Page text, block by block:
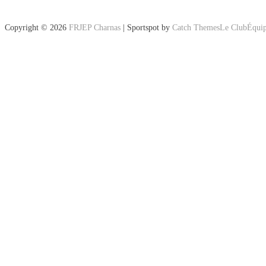
Copyright © 2026 FRJEP Charnas Sportspot by Catch ThemesLe Club